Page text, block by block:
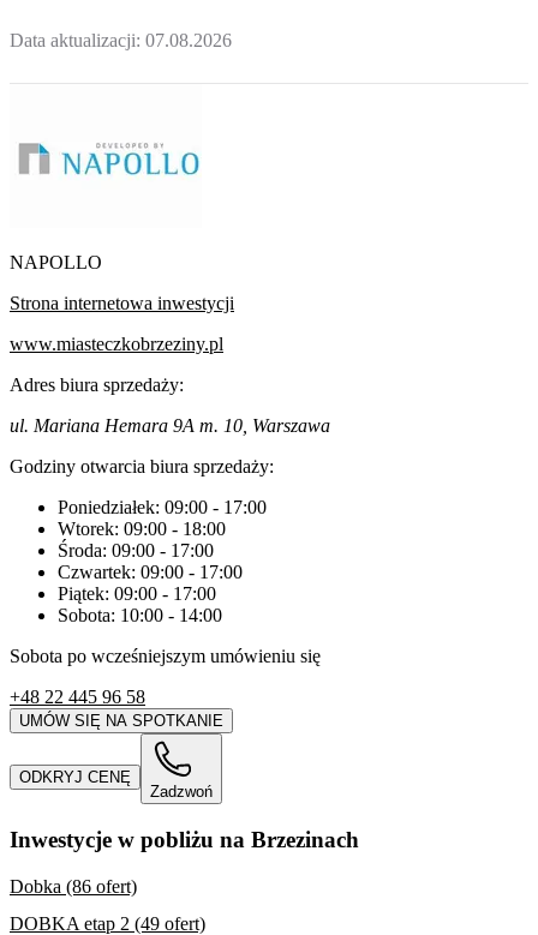
Data aktualizacji: 07.08.2026
NAPOLLO
Strona internetowa inwestycji
www.miasteczkobrzeziny.pl
Adres biura sprzedaży:
ul. Mariana Hemara 9A m. 10, Warszawa
Godziny otwarcia biura sprzedaży:
Poniedziałek: 09:00 - 17:00
Wtorek: 09:00 - 18:00
Środa: 09:00 - 17:00
Czwartek: 09:00 - 17:00
Piątek: 09:00 - 17:00
Sobota: 10:00 - 14:00
Sobota po wcześniejszym umówieniu się
+48 22 445 96 58
UMÓW SIĘ NA SPOTKANIE
ODKRYJ CENĘ
Zadzwoń
Inwestycje w pobliżu na Brzezinach
Dobka (86 ofert)
DOBKA etap 2 (49 ofert)